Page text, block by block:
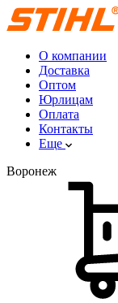
О компании
Доставка
Оптом
Юрлицам
Оплата
Контакты
Еще
Воронеж